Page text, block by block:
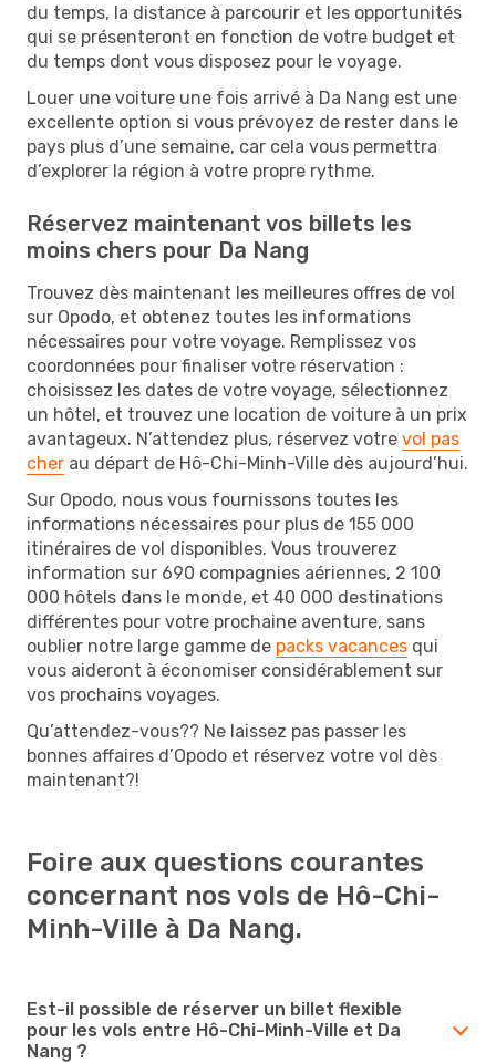
du temps, la distance à parcourir et les opportunités
qui se présenteront en fonction de votre budget et
du temps dont vous disposez pour le voyage.
Louer une voiture une fois arrivé à Da Nang est une
excellente option si vous prévoyez de rester dans le
pays plus d’une semaine, car cela vous permettra
d’explorer la région à votre propre rythme.
Réservez maintenant vos billets les
moins chers pour Da Nang
Trouvez dès maintenant les meilleures offres de vol
sur Opodo, et obtenez toutes les informations
nécessaires pour votre voyage. Remplissez vos
coordonnées pour finaliser votre réservation :
choisissez les dates de votre voyage, sélectionnez
un hôtel, et trouvez une location de voiture à un prix
avantageux. N’attendez plus, réservez votre vol pas
cher au départ de Hô-Chi-Minh-Ville dès aujourd’hui.
Sur Opodo, nous vous fournissons toutes les
informations nécessaires pour plus de 155 000
itinéraires de vol disponibles. Vous trouverez
information sur 690 compagnies aériennes, 2 100
000 hôtels dans le monde, et 40 000 destinations
différentes pour votre prochaine aventure, sans
oublier notre large gamme de packs vacances qui
vous aideront à économiser considérablement sur
vos prochains voyages.
Qu’attendez-vous?? Ne laissez pas passer les
bonnes affaires d’Opodo et réservez votre vol dès
maintenant?!
Foire aux questions courantes
concernant nos vols de Hô-Chi-
Minh-Ville à Da Nang.
Est-il possible de réserver un billet flexible
pour les vols entre Hô-Chi-Minh-Ville et Da
Nang ?